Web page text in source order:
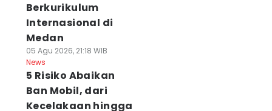
Berkurikulum
Internasional di
Medan
05 Agu 2026, 21:18 WIB
News
5 Risiko Abaikan
Ban Mobil, dari
Kecelakaan hingga